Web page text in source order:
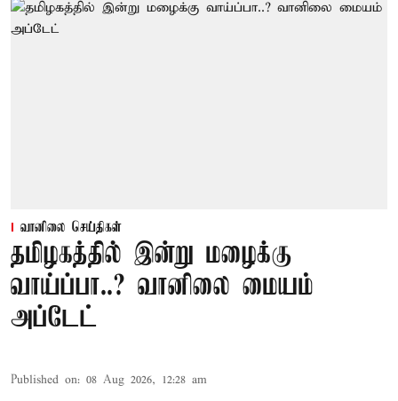
வானிலை செய்திகள்
தமிழகத்தில் இன்று மழைக்கு
வாய்ப்பா..? வானிலை மையம்
அப்டேட்
Published on: 08 Aug 2026, 12:28 am